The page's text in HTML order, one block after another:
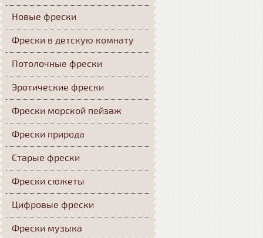
Новые фрески
Фрески в детскую комнату
Потолочные фрески
Эротические фрески
Фрески морской пейзаж
Фрески природа
Старые фрески
Фрески сюжеты
Цифровые фрески
Фрески музыка